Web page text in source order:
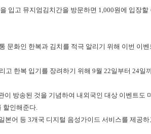
입고 뮤지엄김치간을 방문하면 1,000원에 입장
문화인 한복과 김치를 적극 알리기 위해 이번 이벤
고 한복 입기를 장려하기 위해 9월 22일부터 24일
이 방송된 것을 기념하여 내외국인 대상 이벤트도
할인해준다.
본어 등 3개국 디지털 음성가이드 서비스를 제공